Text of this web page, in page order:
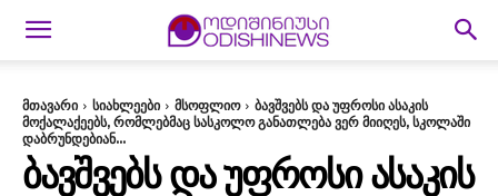
მთავარი სიახლეები მსოფლიო
ბავშვებს და უფროსი ასაკის
მოქალაქეებს, რომლებმაც სასკოლო განათლება ვერ მიიღეს, სკოლაში
დაბრუნდებიან...
ᲑᲐᲕᲨᲕᲔᲑᲡ ᲓᲐ ᲣᲤᲠᲝᲡᲘ ᲐᲡᲐᲙᲘᲡ